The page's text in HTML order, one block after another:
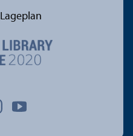
Lageplan